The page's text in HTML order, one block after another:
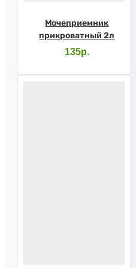
Мочеприемник
прикроватный 2л
135р.